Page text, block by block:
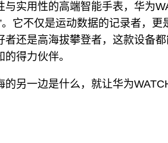
与实用性的高端智能手表，华为
它不仅是运动数据的记录者，更
者还是高海拔攀登者，这款设备
得力伙伴。‌
的另一边是什么，就让华为